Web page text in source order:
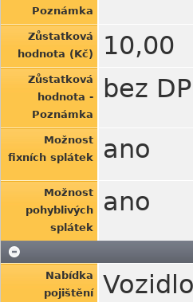
Poznámka
Zůstatková
hodnota (Kč)
10,00
Zůstatková
hodnota -
Poznámka
bez
Možnost
fixních splátek
ano
Možnost
pohyblivých
splátek
ano
Nabídka
pojištění